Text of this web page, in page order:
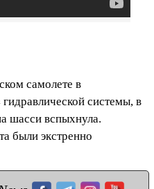
самолете в
гидравлической системы, в
шасси вспыхнула.
были экстренно